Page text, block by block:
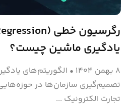
یادگیری ماشین چیست؟
۸ بهمن ۱۴۰۴ • الگوریتم‌های
تصمیم‌گیری سازمان‌ها در
تجارت الکترونیک ...